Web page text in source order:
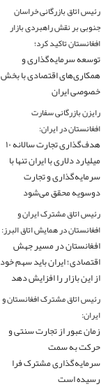
رئیس اتاق بازرگانی خراسان
جنوبی بر نقش راهبردی بازار
افغانستان تاکید کرد؛
توسعه سرمایه‌گذاری و
همکاری‌های اقتصادی با بخش
خصوصی ایران
رایزن بازرگانی سفارت
افغانستان در ایران:
هدف‌گذاری تجارت سالانه ۱۰
میلیارد دلاری با ایران تنها با
سرمایه‌گذاری و تجارت
دوسویه محقق می‌شود
رئیس اتاق مشترک ایران و
افغانستان در همایش اتاق البرز:
افغانستان در مسیر جهش
اقتصادی؛ ایران باید سهم خود
از این بازار را افزایش دهد
رئیس اتاق مشترک افغانستان و
ایران:
زمان عبور از تجارت سنتی و
حرکت به سمت
سرمایه‌گذاری مشترک فرا
رسیده است